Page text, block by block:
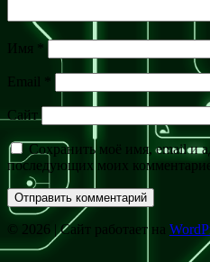
Имя *
Email
Сайт
Сохранить моё имя, email и
последующих моих
© 2026 |Сайт работает на